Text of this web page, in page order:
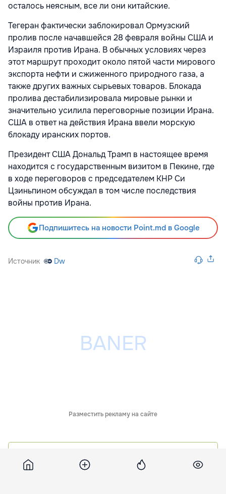
осталось неясным, все ли они китайские.
Тегеран фактически заблокировал Ормузский
пролив после начавшейся 28 февраля войны США и
Израиля против Ирана. В обычных условиях через
этот маршрут проходит около пятой части мирового
экспорта нефти и сжиженного природного газа, а
также других важных сырьевых товаров. Блокада
пролива дестабилизировала мировые рынки и
значительно усилила переговорные позиции Ирана.
США в ответ на действия Ирана ввели морскую
блокаду иранских портов.
Президент США Дональд Трамп в настоящее время
находится с государственным визитом в Пекине, где
в ходе переговоров с председателем КНР Си
Цзиньпином обсуждал в том числе последствия
войны против Ирана.
Подпишитесь на новости Point.md в Google
Источник Dw
Разместить рекламу на сайте